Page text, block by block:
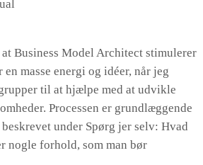
Business Model Architect stimulerer
masse energi og idéer, når jeg
til at hjælpe med at udvikle
Processen er grundlæggende
beskrevet under Spørg jer selv: Hvad
nogle forhold, som man bør